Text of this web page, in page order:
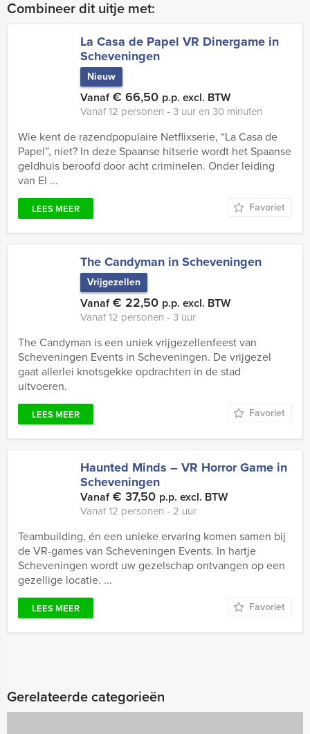
Combineer dit uitje met:
La Casa de Papel VR Dinergame in
Scheveningen
Nieuw
Vanaf€ 66,50 p.p. excl. BTW
Vanaf 12 personen ‐ 3 uur en 30 minuten
Wie kent de razendpopulaire Netflixserie, “La Casa de
Papel”, niet? In deze Spaanse hitserie wordt het Spaanse
geldhuis beroofd door acht criminelen. Onder leiding
van El ...
LEES MEER Favoriet
The Candyman in Scheveningen
Vrijgezellen
Vanaf€ 22,50 p.p. excl. BTW
Vanaf 12 personen ‐ 3 uur
The Candyman is een uniek vrijgezellenfeest van
Scheveningen Events in Scheveningen. De vrijgezel
gaat allerlei knotsgekke opdrachten in de stad
uitvoeren.
LEES MEER Favoriet
Haunted Minds – VR Horror Game in
Scheveningen
Vanaf€ 37,50 p.p. excl. BTW
Vanaf 12 personen ‐ 2 uur
Teambuilding, én een unieke ervaring komen samen bij
de VR-games van Scheveningen Events. In hartje
Scheveningen wordt uw gezelschap ontvangen op een
gezellige locatie. ...
LEES MEER Favoriet
Gerelateerde categorieën